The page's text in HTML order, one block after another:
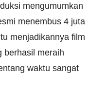
mengumumkan
menembus 4 juta
menjadikannya film
berhasil meraih
waktu sangat